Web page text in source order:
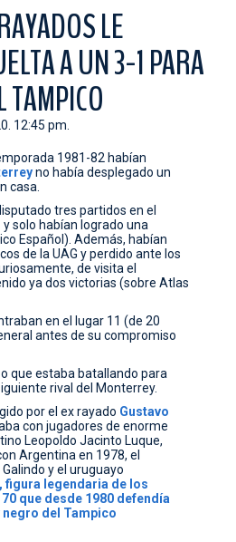
LE
A UN 3-1 PARA
12:45 pm.
1981-82 habían
no había desplegado un
casa.
tres partidos en el
y solo habían logrado una
Español). Además, habían
de la UAG y perdido ante los
de visita el
ya dos victorias (sobre Atlas
en el lugar 11 (de 20
antes de su compromiso
que estaba batallando para
rival del Monterrey.
por el ex rayado Gustavo
con jugadores de enorme
Leopoldo Jacinto Luque,
Argentina en 1978, el
y el uruguayo
figura legendaria de los
que desde 1980 defendía
del Tampico